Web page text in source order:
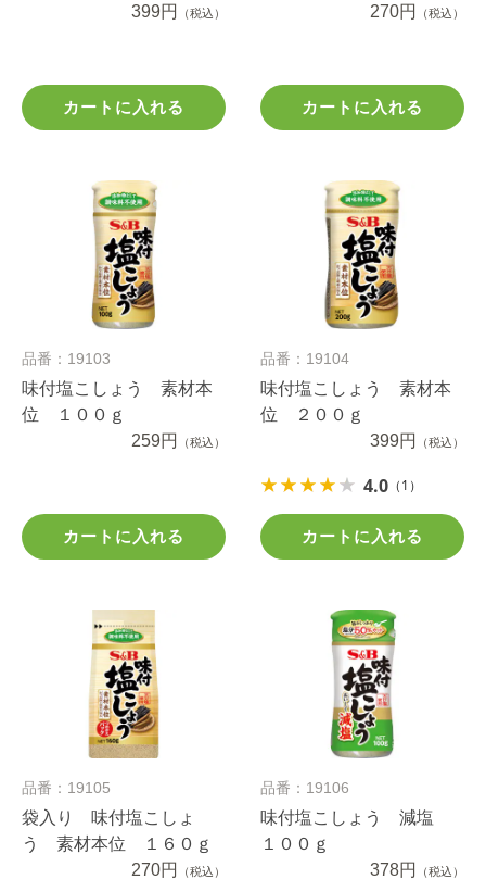
399円
（税込）
カートに入れる
270円
（税込）
カートに入れる
品番：19103
味付塩こしょう 素材本
位 １００ｇ
259円
（税込）
カートに入れる
品番：19104
味付塩こしょう 素材本
位 ２００ｇ
399円
（税込）
4.0 （1）
カートに入れる
品番：19105
袋入り 味付塩こしょ
う 素材本位 １６０ｇ
270円
（税込）
品番：19106
味付塩こしょう 減塩
１００ｇ
378円
（税込）